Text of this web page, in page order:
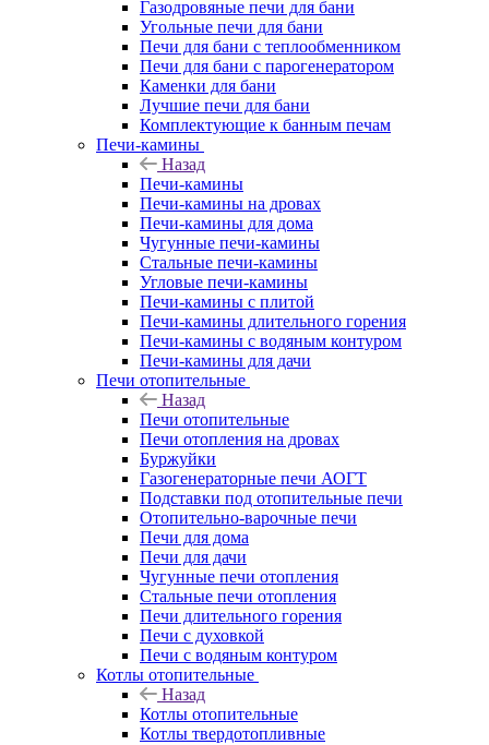
Газодровяные печи для бани
Угольные печи для бани
Печи для бани с теплообменником
Печи для бани с парогенератором
Каменки для бани
Лучшие печи для бани
Комплектующие к банным печам
Печи-камины
Назад
Печи-камины
Печи-камины на дровах
Печи-камины для дома
Чугунные печи-камины
Стальные печи-камины
Угловые печи-камины
Печи-камины с плитой
Печи-камины длительного горения
Печи-камины с водяным контуром
Печи-камины для дачи
Печи отопительные
Назад
Печи отопительные
Печи отопления на дровах
Буржуйки
Газогенераторные печи АОГТ
Подставки под отопительные печи
Отопительно-варочные печи
Печи для дома
Печи для дачи
Чугунные печи отопления
Стальные печи отопления
Печи длительного горения
Печи с духовкой
Печи с водяным контуром
Котлы отопительные
Назад
Котлы отопительные
Котлы твердотопливные